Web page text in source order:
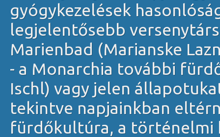
gyógykezelések
legjelentősebb
Marienbad (Marianske
- a Monarchia további
Ischl) vagy jelen
tekintve napjainkban
fürdőkultúra, a történelmi